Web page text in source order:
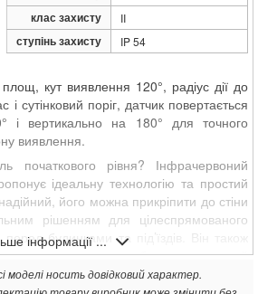
клас захисту II
ступінь захисту IP 54
кут виявлення 120°, радіус дії до
сутінковий поріг, датчик повертається
і вертикально на 180° для точного
виявлення.
початкового рівня? Інфрачервоний
ідеальну технологію та простий
його можна прикріпити до стіни
рішенням для цілеспрямованого
перед будинками та під’їздів. Він також
виявлення та може бути адаптований
на місці. Підключення сповіщувача
інформації ...
моделі носить довідковий характер.